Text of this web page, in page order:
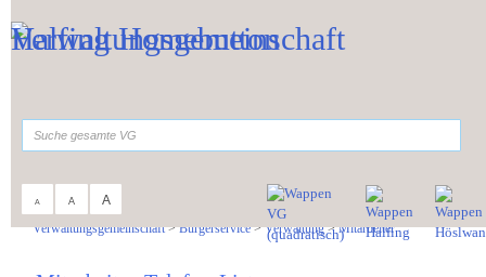
A A A
Verwaltungsgemeinschaft>Bürgerservice>Verwaltung>Mitarbeiter